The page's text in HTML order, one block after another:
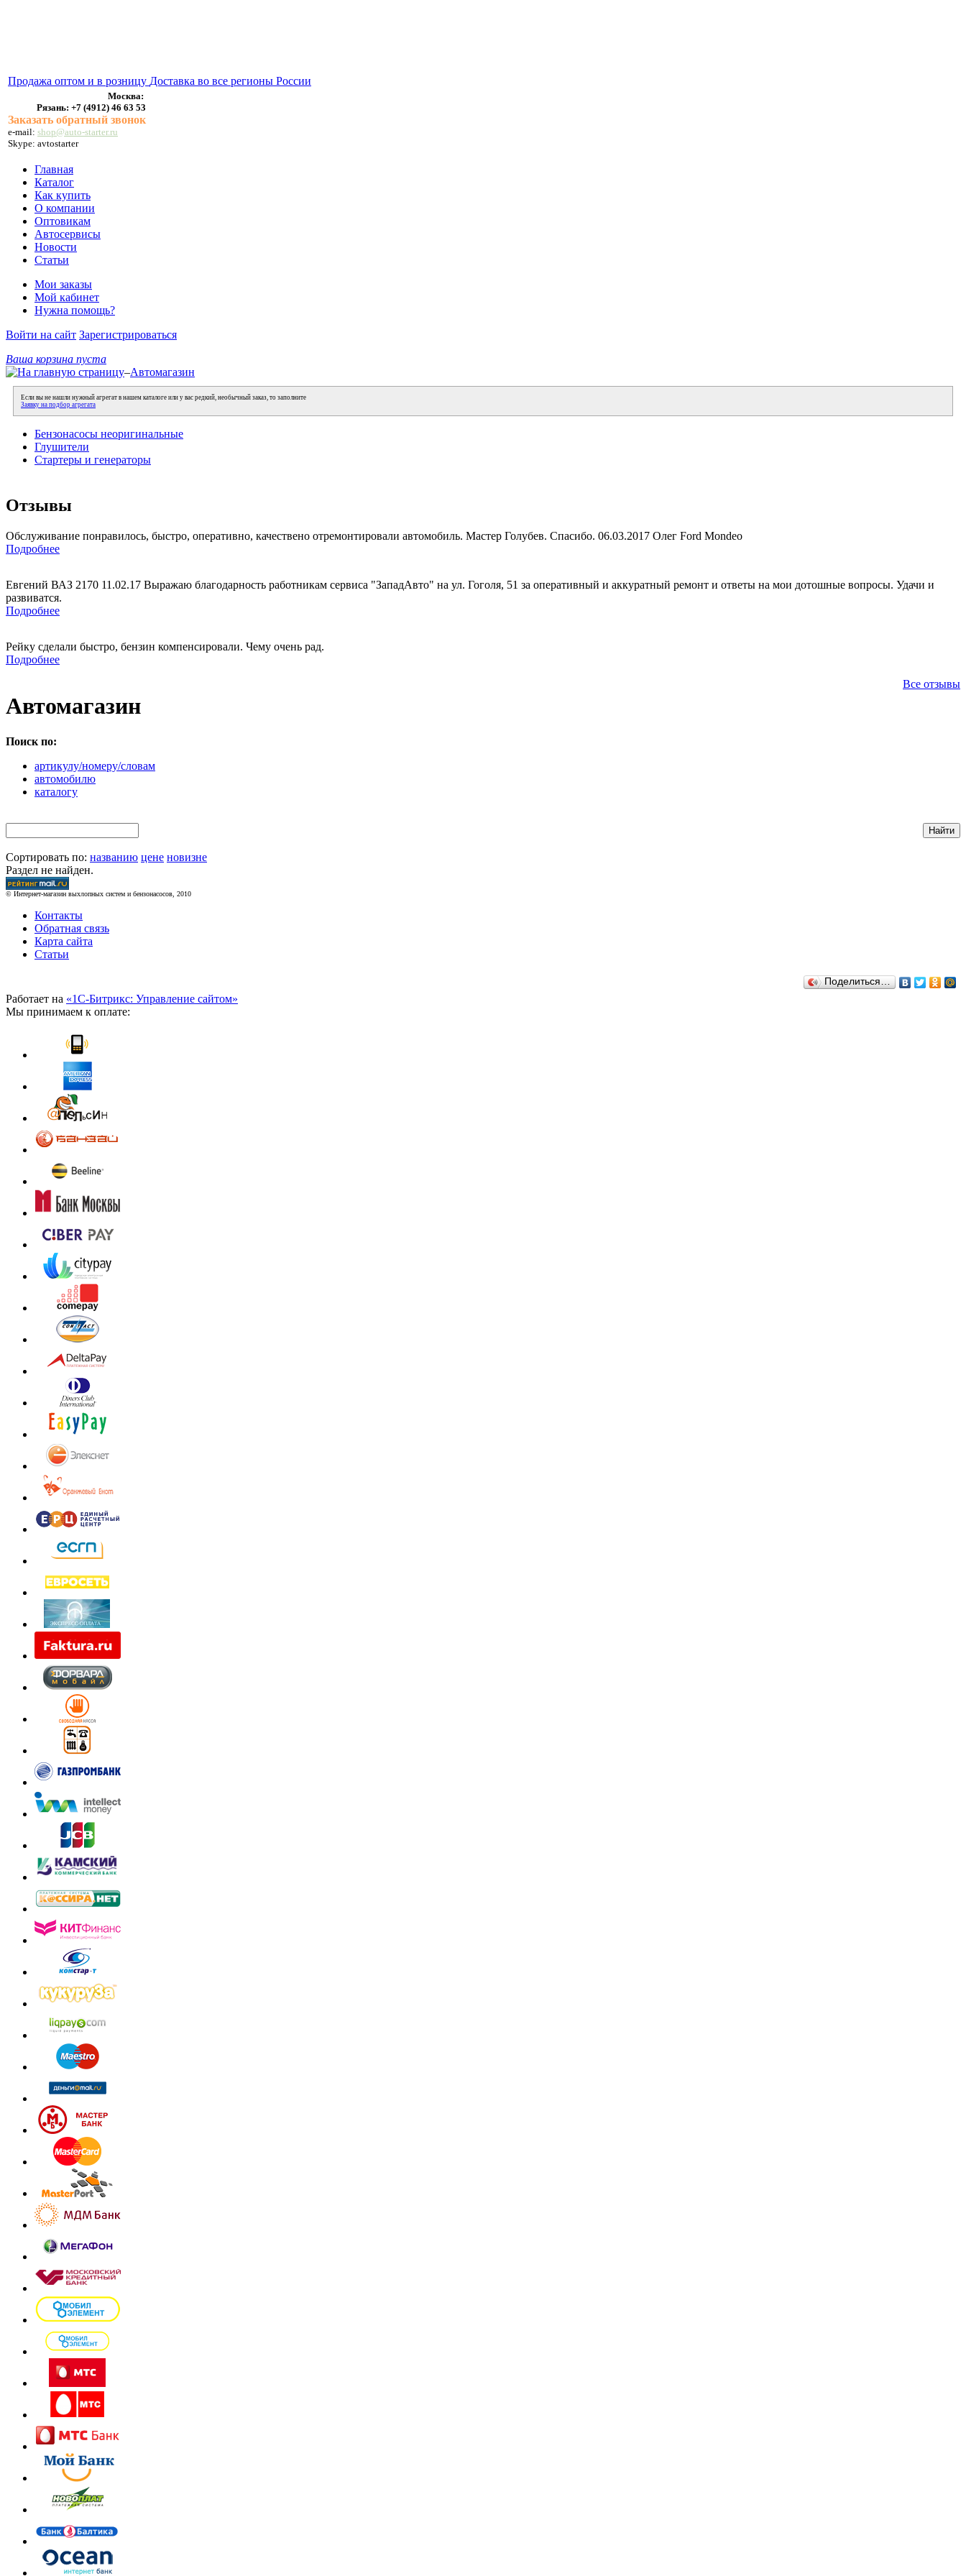
Продажа оптом и в розницу Доставка во все регионы России
Москва:
Рязань: +7 (4912) 46 63 53
Заказать обратный звонок
e-mail: shop@auto-starter.ru
Skype: avtostarter
Главная
Каталог
Как купить
О компании
Оптовикам
Автосервисы
Новости
Статьи
Мои заказы
Мой кабинет
Нужна помощь?
Войти на сайт Зарегистрироваться
Ваша корзина пуста
–Автомагазин
Если вы не нашли нужный агрегат в нашем каталоге или у вас редкий, необычный заказ, то заполните
Заявку на подбор агрегата
Бензонасосы неоригинальные
Глушители
Стартеры и генераторы
Отзывы
Обслуживание понравилось, быстро, оперативно, качествено отремонтировали автомобиль. Мастер Голубев. Спасибо. 06.03.2017 Олег Ford Mondeo
Подробнее
Евгений ВАЗ 2170 11.02.17 Выражаю благодарность работникам сервиса "ЗападАвто" на ул. Гоголя, 51 за оперативный и аккуратный ремонт и ответы на мои дотошные вопросы. Удачи и
развиватся.
Подробнее
Рейку сделали быстро, бензин компенсировали. Чему очень рад.
Подробнее
Все отзывы
Автомагазин
Поиск по:
артикулу/номеру/словам
автомобилю
каталогу
Сортировать по: названию цене новизне
Раздел не найден.
© Интернет-магазин выхлопных систем и бензонасосов, 2010
Контакты
Обратная связь
Карта сайта
Статьи
Поделиться…
Работает на «1С-Битрикс: Управление сайтом»
Мы принимаем к оплате: